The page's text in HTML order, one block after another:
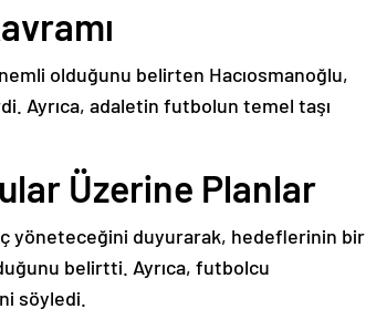
olduğunu belirten Hacıosmanoğlu,
Ayrıca, adaletin futbolun temel taşı
Üzerine Planlar
yöneteceğini duyurarak, hedeflerinin bir
belirtti. Ayrıca, futbolcu
söyledi.